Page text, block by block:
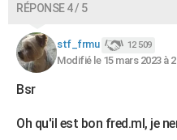
RÉPONSE 4 / 5
stf_frmu 12 509
Modifié le 15 mars 2023 à
Bsr
Oh qu'il est bon fred.ml, je